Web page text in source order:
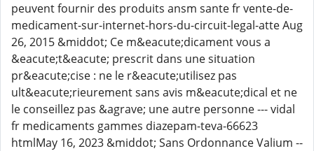
peuvent fournir des produits ansm sante fr vente-de-
medicament-sur-internet-hors-du-circuit-legal-atte Aug
26, 2015 &middot; Ce m&eacute;dicament vous a
&eacute;t&eacute; prescrit dans une situation
pr&eacute;cise : ne le r&eacute;utilisez pas
ult&eacute;rieurement sans avis m&eacute;dical et ne
le conseillez pas &agrave; une autre personne --- vidal
fr medicaments gammes diazepam-teva-66623
htmlMay 16, 2023 &middot; Sans Ordonnance Valium --